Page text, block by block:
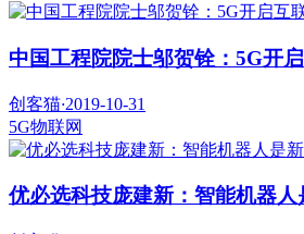
中国工程院院士邬贺铨：5G开
创客猫·2019-10-31
5G物联网
优必选科技庞建新：智能机器